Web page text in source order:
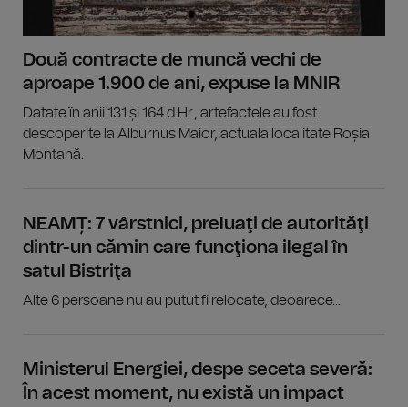
Două contracte de muncă vechi de
aproape 1.900 de ani, expuse la MNIR
Datate în anii 131 și 164 d.Hr., artefactele au fost
descoperite la Alburnus Maior, actuala localitate Roșia
Montană.
NEAMȚ: 7 vârstnici, preluaţi de autorităţi
dintr-un cămin care funcţiona ilegal în
satul Bistriţa
Alte 6 persoane nu au putut fi relocate, deoarece...
Ministerul Energiei, despe seceta severă:
În acest moment, nu există un impact